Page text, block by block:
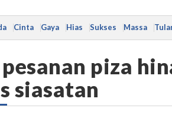
Cinta Gaya Hias Sukses Massa
piza
siasatan